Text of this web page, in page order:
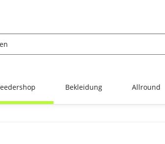
Bekleidung Allround